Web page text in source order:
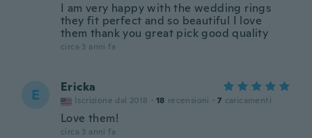
I am very happy with the wedding rings
they fit perfect and so beautiful I love
them thank you great pick good quality
circa 3 anni fa
E Ericka
Iscrizione dal 2018 · 18 recensioni · 7 caricamenti
Love them!
circa 3 anni fa